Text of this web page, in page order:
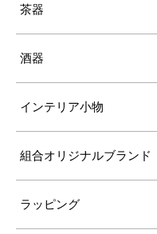
茶器
酒器
インテリア小物
組合オリジナルブランド
ラッピング